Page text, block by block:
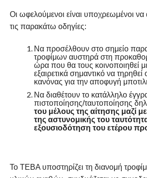
Οι ωφελούμενοι είναι υποχρεωμένοι
τις παρακάτω οδηγίες:
Να προσέλθουν στο σημείο
τροφίμων αυστηρά στη
ώρα που θα τους κοινοποιηθεί
εξαιρετικά σημαντικό να
κανόνας για την αποφυγή
Να διαθέτουν το κατάλληλο
πιστοποίησης/ταυτοποίησης
του μέλους της αίτησης μαζί
της αστυνομικής του
εξουσιοδότηση του ετέρου
Το ΤΕΒΑ υποστηρίζει τη διανομή